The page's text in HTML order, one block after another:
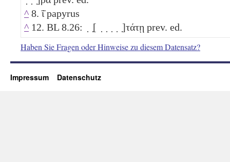
^ 8. ϊ̈ papyrus
^ 12. BL 8.26: ̣ ̣[ ̣ ̣ ̣ ̣ ̣]τάτῃ prev. ed.
Haben Sie Fragen oder Hinweise zu diesem Datensatz?
Impressum Datenschutz